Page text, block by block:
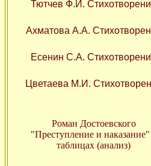
Тютчев Ф.И.
Ахматова А.А.
Есенин С.А.
Цветаева М.И.
Роман Достоевского
"Преступление и наказание"
таблицах (анализ)